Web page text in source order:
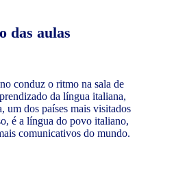
das aulas
conduz o ritmo na sala de
da língua italiana,
um dos países mais visitados
é a língua do povo italiano,
comunicativos do mundo.